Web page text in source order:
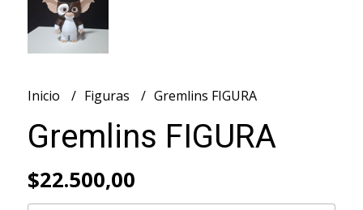
Inicio Figuras Gremlins FIGURA
Gremlins FIGURA
$22.500,00